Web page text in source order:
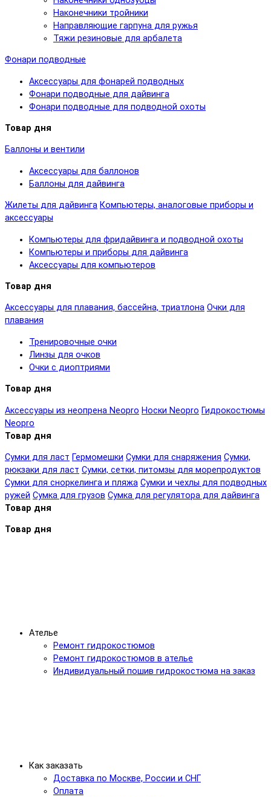
Наконечники тройники
Направляющие гарпуна для ружья
Тяжи резиновые для арбалета
Фонари подводные
Аксессуары для фонарей подводных
Фонари подводные для дайвинга
Фонари подводные для подводной охоты
Товар дня
Баллоны и вентили
Аксессуары для баллонов
Баллоны для дайвинга
Жилеты для дайвинга Компьютеры, аналоговые приборы и
аксессуары
Компьютеры для фридайвинга и подводной охоты
Компьютеры и приборы для дайвинга
Аксессуары для компьютеров
Товар дня
Аксессуары для плавания, бассейна, триатлона Очки для
плавания
Тренировочные очки
Линзы для очков
Очки с диоптриями
Товар дня
Аксессуары из неопрена Neopro Носки Neopro Гидрокостюмы
Neopro
Товар дня
Сумки для ласт Гермомешки Сумки для снаряжения Сумки,
рюкзаки для ласт Сумки, сетки, питомзы для морепродуктов
Сумки для сноркелинга и пляжа Сумки и чехлы для подводных
ружей Сумка для грузов Сумка для регулятора для дайвинга
Товар дня
Товар дня
Ателье
Ремонт гидрокостюмов
Ремонт гидрокостюмов в ателье
Индивидуальный пошив гидрокостюма на заказ
Как заказать
Доставка по Москве, России и СНГ
Оплата